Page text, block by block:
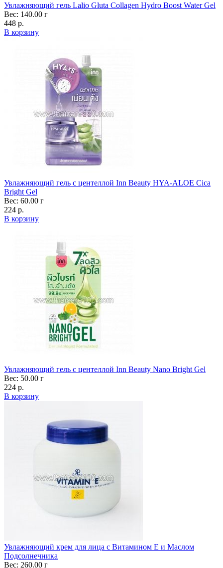
Увлажняющий гель Lalio Gluta Collagen Hydro Boost Water Gel
Вес: 140.00 г
448 р.
В корзину
Увлажняющий гель с центеллой Inn Beauty HYA-ALOE Cica
Bright Gel
Вес: 60.00 г
224 р.
В корзину
Увлажняющий гель с центеллой Inn Beauty Nano Bright Gel
Вес: 50.00 г
224 р.
В корзину
Увлажняющий крем для лица с Витамином Е и Маслом
Подсолнечника
Вес: 260.00 г